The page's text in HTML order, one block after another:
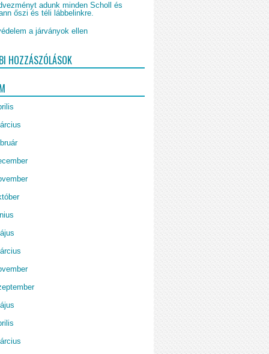
adunk minden Scholl és
őszi és téli lábbelinkre.
a járványok ellen
HOZZÁSZÓLÁSOK